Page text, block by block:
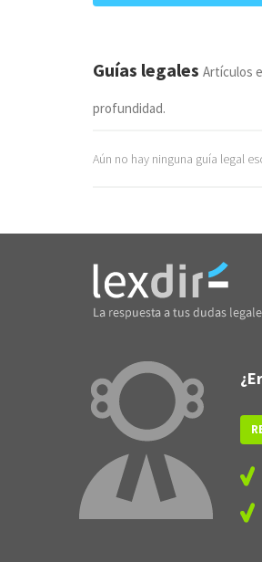
Guías legales Artículos
profundidad.
Aún no hay ninguna guía legal